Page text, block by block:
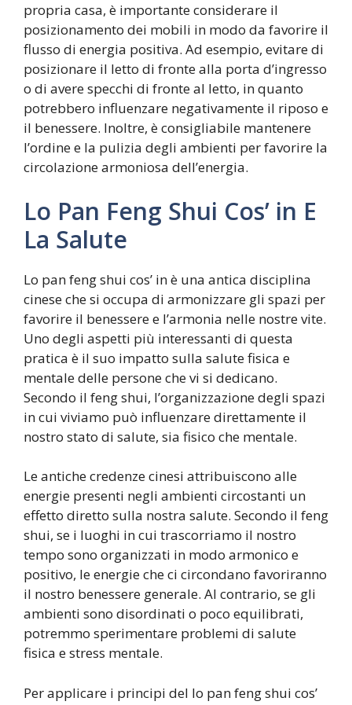
propria casa, è importante considerare il
posizionamento dei mobili in modo da favorire il
flusso di energia positiva. Ad esempio, evitare di
posizionare il letto di fronte alla porta d’ingresso
o di avere specchi di fronte al letto, in quanto
potrebbero influenzare negativamente il riposo e
il benessere. Inoltre, è consigliabile mantenere
l’ordine e la pulizia degli ambienti per favorire la
circolazione armoniosa dell’energia.
Lo Pan Feng Shui Cos’ in E
La Salute
Lo pan feng shui cos’ in è una antica disciplina
cinese che si occupa di armonizzare gli spazi per
favorire il benessere e l’armonia nelle nostre vite.
Uno degli aspetti più interessanti di questa
pratica è il suo impatto sulla salute fisica e
mentale delle persone che vi si dedicano.
Secondo il feng shui, l’organizzazione degli spazi
in cui viviamo può influenzare direttamente il
nostro stato di salute, sia fisico che mentale.
Le antiche credenze cinesi attribuiscono alle
energie presenti negli ambienti circostanti un
effetto diretto sulla nostra salute. Secondo il feng
shui, se i luoghi in cui trascorriamo il nostro
tempo sono organizzati in modo armonico e
positivo, le energie che ci circondano favoriranno
il nostro benessere generale. Al contrario, se gli
ambienti sono disordinati o poco equilibrati,
potremmo sperimentare problemi di salute
fisica e stress mentale.
Per applicare i principi del lo pan feng shui cos’